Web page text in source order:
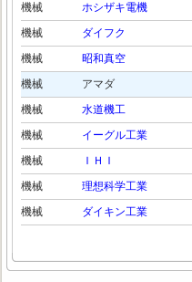
機械
ホシザキ電機
機械
ダイフク
機械
昭和真空
機械
アマダ
機械
水道機工
機械
イーグル工業
機械
ＩＨＩ
機械
理想科学工業
機械
ダイキン工業